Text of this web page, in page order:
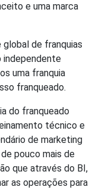
e uma marca
de franquias
independente
uma franquia
franqueado.
do franqueado
técnico e
de marketing
pouco mais de
que através do BI,
as operações para